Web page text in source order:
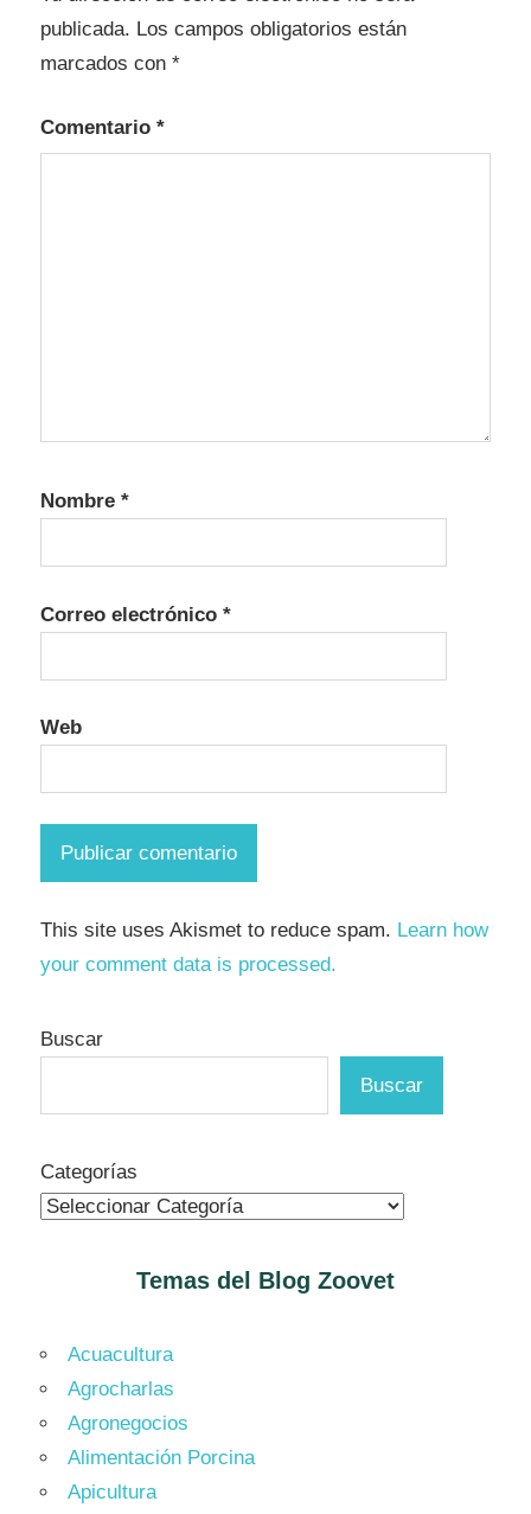
publicada. Los campos obligatorios están
marcados con *
Comentario *
Nombre *
Correo electrónico *
Web
This site uses Akismet to reduce spam. Learn how
your comment data is processed.
Buscar
Buscar
Categorías
Temas del Blog Zoovet
Acuacultura
Agrocharlas
Agronegocios
Alimentación Porcina
Apicultura